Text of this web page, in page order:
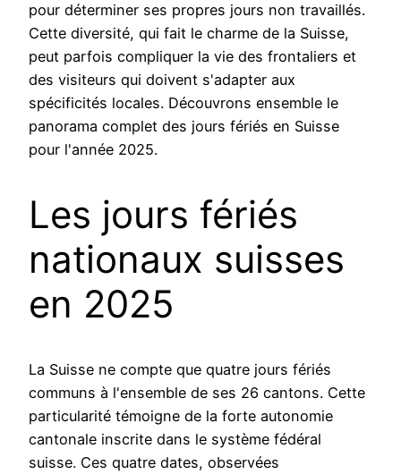
pour déterminer ses propres jours non travaillés.
Cette diversité, qui fait le charme de la Suisse,
peut parfois compliquer la vie des frontaliers et
des visiteurs qui doivent s'adapter aux
spécificités locales. Découvrons ensemble le
panorama complet des jours fériés en Suisse
pour l'année 2025.
Les jours fériés
nationaux suisses
en 2025
La Suisse ne compte que quatre jours fériés
communs à l'ensemble de ses 26 cantons. Cette
particularité témoigne de la forte autonomie
cantonale inscrite dans le système fédéral
suisse. Ces quatre dates, observées